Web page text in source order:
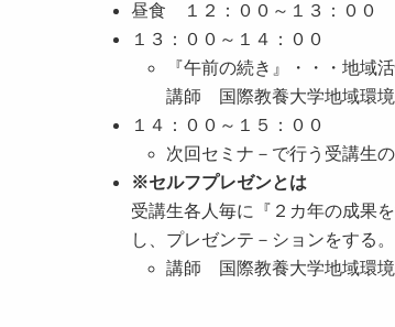
昼食 １２：００～１３：００
１３：００～１４：００
『午前の続き』・・・地域
講師 国際教養大学地域
１４：００～１５：００
次回セミナ－で行う受講生
※セルフプレゼンとは
受講生各人毎に『２カ年の成果
し、プレゼンテ－ションをする。
講師 国際教養大学地域